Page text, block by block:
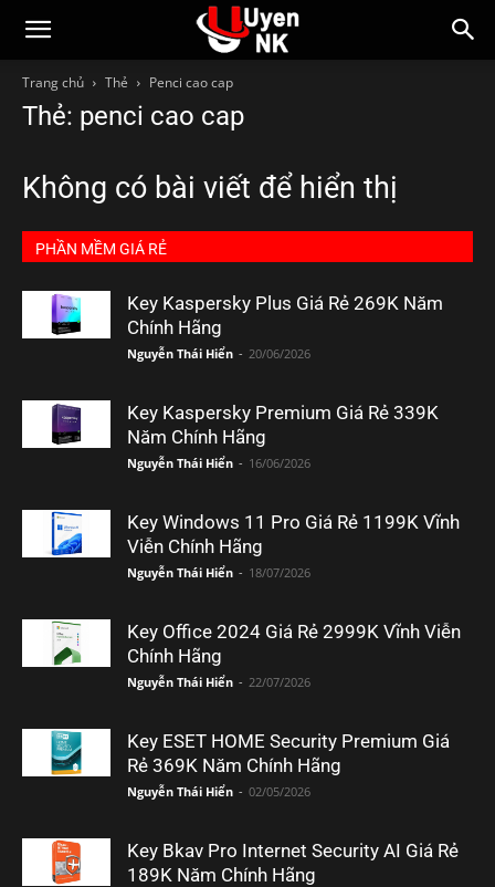
Trang chủ Thẻ Penci cao cap
Thẻ: penci cao cap
Không có bài viết để hiển thị
PHẦN MỀM GIÁ RẺ
Key Kaspersky Plus Giá Rẻ 269K Năm
Chính Hãng
Nguyễn Thái Hiển - 20/06/2026
Key Kaspersky Premium Giá Rẻ 339K
Năm Chính Hãng
Nguyễn Thái Hiển - 16/06/2026
Key Windows 11 Pro Giá Rẻ 1199K Vĩnh
Viễn Chính Hãng
Nguyễn Thái Hiển - 18/07/2026
Key Office 2024 Giá Rẻ 2999K Vĩnh Viễn
Chính Hãng
Nguyễn Thái Hiển - 22/07/2026
Key ESET HOME Security Premium Giá
Rẻ 369K Năm Chính Hãng
Nguyễn Thái Hiển - 02/05/2026
Key Bkav Pro Internet Security AI Giá Rẻ
189K Năm Chính Hãng